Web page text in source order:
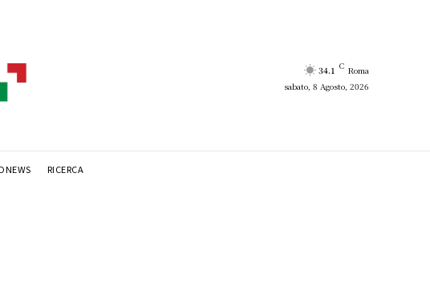
34.1 C Roma
sabato, 8 Agosto, 2026
RICERCA